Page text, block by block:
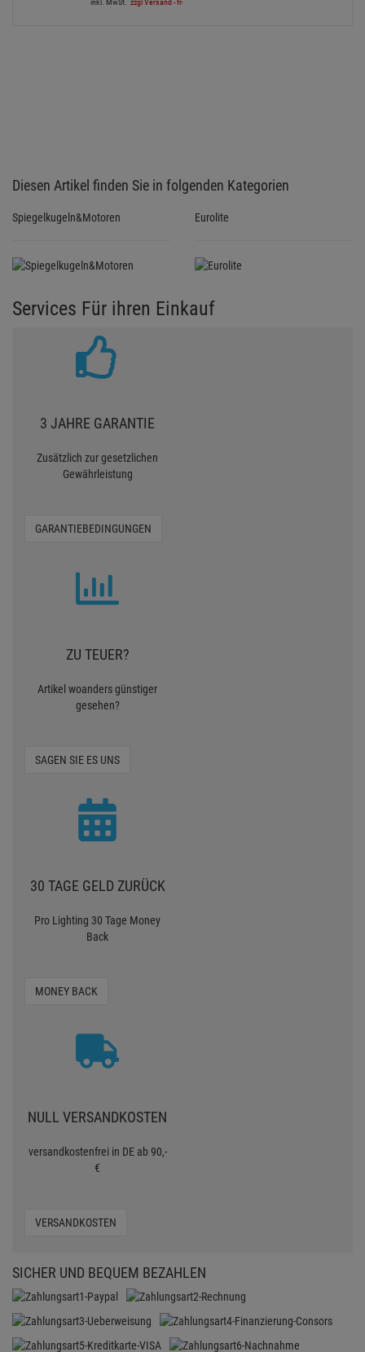
inkl. MwSt. zzgl Versand - frei ab 90,-€ in DE
Diesen Artikel finden Sie in folgenden Kategorien
Spiegelkugeln&Motoren Eurolite
Services Für ihren Einkauf
3 JAHRE GARANTIE
Zusätzlich zur gesetzlichen
Gewährleistung
GARANTIEBEDINGUNGEN
ZU TEUER?
Artikel woanders günstiger
gesehen?
SAGEN SIE ES UNS
30 TAGE GELD ZURÜCK
Pro Lighting 30 Tage Money
Back
MONEY BACK
NULL VERSANDKOSTEN
versandkostenfrei in DE ab 90,-
€
VERSANDKOSTEN
SICHER UND BEQUEM BEZAHLEN